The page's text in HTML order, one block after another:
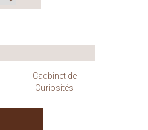
Cadbinet de
Curiosités